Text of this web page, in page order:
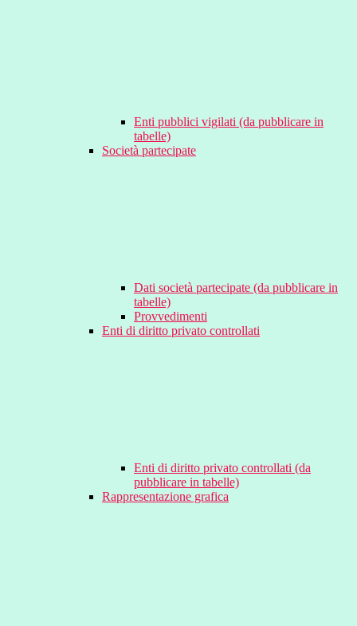
Enti pubblici vigilati (da pubblicare in
tabelle)
Società partecipate
Dati società partecipate (da pubblicare in
tabelle)
Provvedimenti
Enti di diritto privato controllati
Enti di diritto privato controllati (da
pubblicare in tabelle)
Rappresentazione grafica